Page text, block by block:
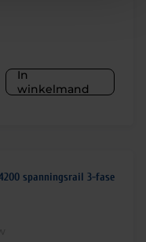
In
winkelmand
spanningsrail 3-fase